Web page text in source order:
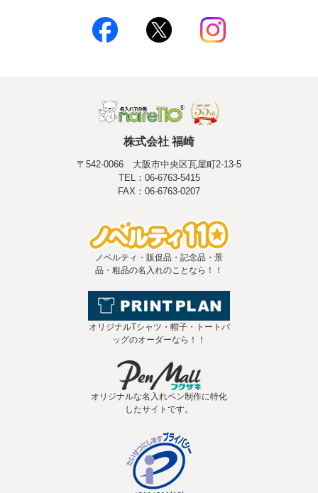
株式会社 福崎
〒542-0066 大阪市中央区瓦屋町2-13-5
TEL：06-6763-5415
FAX：06-6763-0207
ノベルティ・販促品・記念品・景
品・粗品の名入れのことなら！！
オリジナルTシャツ・帽子・トートバ
ッグのオーダーなら！！
オリジナルな名入れペン制作に特化
したサイトです。